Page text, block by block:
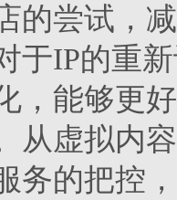
的尝试，
于IP的重
，能够更
从虚拟内
务的把控